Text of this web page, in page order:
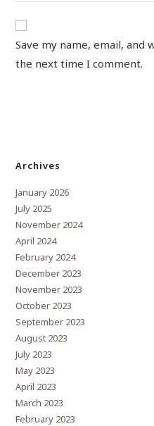
Save my name, email,
the next time I comment.
Archives
January 2026
July 2025
November 2024
April 2024
February 2024
December 2023
November 2023
October 2023
September 2023
August 2023
July 2023
May 2023
April 2023
March 2023
February 2023